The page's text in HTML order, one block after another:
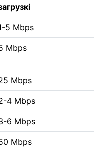
5 Mbps
Mbps
Mbps
4 Mbps
6 Mbps
Mbps